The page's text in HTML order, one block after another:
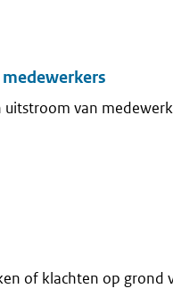
van
of klachten op grond